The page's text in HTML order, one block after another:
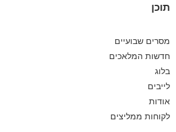
תוכן
מסרים שבועיים
חדשות המלאכים
בלוג
לייבים
אודות
לקוחות ממליצים